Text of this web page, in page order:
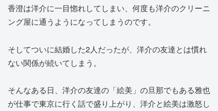
香澄は洋介に一目惚れしてしまい、何度も洋介のクリーニ
ング屋に通うようになってしまうのです。
そしてついに結婚した2人だったが、洋介の友達とは慣れ
ない関係が続いてしまう。
そんなある日、洋介の友達の「絵美」の旦那でもある雅也
が仕事で東京に行く話で盛り上がり、洋介と絵美は激怒し